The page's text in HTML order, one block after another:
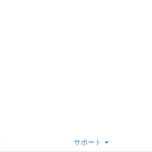
サポート